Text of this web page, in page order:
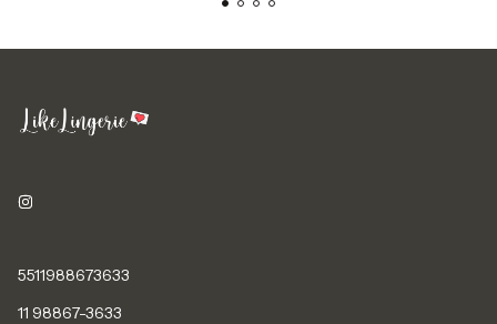
5511988673633
11 98867-3633